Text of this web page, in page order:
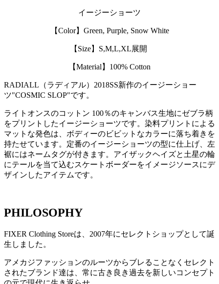
イージーショーツ
【Color】Green, Purple, Snow White
【Size】S,M,L,XL展開
【Material】100% Cotton
RADIALL（ラディアル）2018SS新作のイージーショー
ツ"COSMIC SLOP"です。
ライトオンスのコットン 100％のキャンバス生地にゼブラ柄
をプリントしたイージーショーツです。染料プリントによる
マットな発色は、ボディーのビビットなカラーに落ち着きを
持たせています。定番のイージーショーツの型に仕上げ、左
裾にはネームタグが付きます。アイザックヘイズと土星の輪
にテールを当て込むスケートボーダーをイメージソースにデ
ザインしたアイテムです。
PHILOSOPHY
FIXER Clothing Storeは、2007年にセレクトショップとして誕
生しました。
アメカジファッションのルーツからブレることなくセレクト
されたブランド達は、常に古き良き過去を新しいコンセプト